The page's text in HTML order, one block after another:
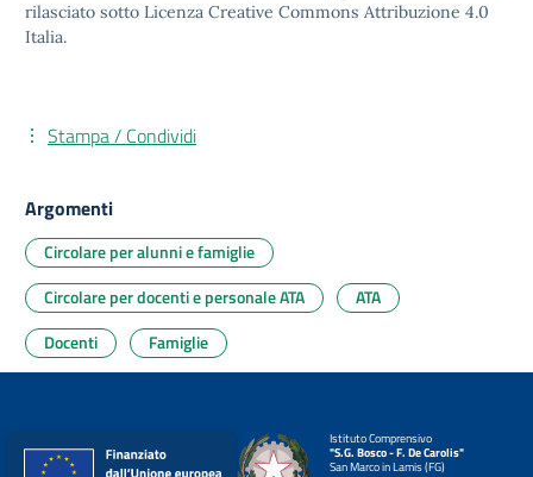
rilasciato sotto Licenza Creative Commons Attribuzione 4.0
Italia.
Stampa / Condividi
Argomenti
Circolare per alunni e famiglie
Circolare per docenti e personale ATA
ATA
Docenti
Famiglie
Istituto Comprensivo
"S.G. Bosco - F. De Carolis"
San Marco in Lamis (FG)